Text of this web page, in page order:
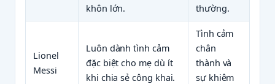
khôn lớn.
thường.
Lionel
Messi
Luôn dành tình cảm
đặc biệt cho mẹ dù ít
khi chia sẻ công khai.
Tình cảm
chân
thành và
sự khiêm